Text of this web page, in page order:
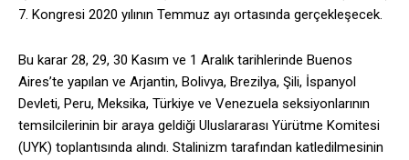
7. Kongresi 2020 yılının Temmuz ayı ortasında gerçekleşecek.
Bu karar 28, 29, 30 Kasım ve 1 Aralık tarihlerinde Buenos
Aires’te yapılan ve Arjantin, Bolivya, Brezilya, Şili, İspanyol
Devleti, Peru, Meksika, Türkiye ve Venezuela seksiyonlarının
temsilcilerinin bir araya geldiği Uluslararası Yürütme Komitesi
(UYK) toplantısında alındı. Stalinizm tarafından katledilmesinin